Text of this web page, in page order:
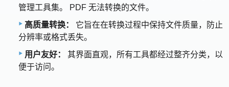
管理工具集。 PDF 无法转换的文件。
高质量转换：
它旨在在转换过程中保持文件质量，防止
分辨率或格式丢失。
用户友好：
其界面直观，所有工具都经过整齐分类，以
便于访问。